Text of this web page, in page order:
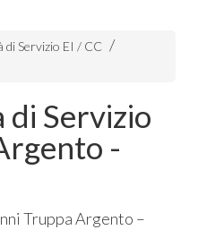
di Servizio EI / CC
di Servizio
-
Truppa Argento –